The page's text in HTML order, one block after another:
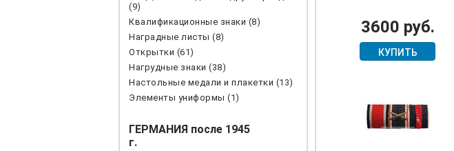
(9)
Квалификационные знаки (8)
Наградные листы (8)
Открытки (61)
Нагрудные знаки (38)
Настольные медали и плакетки (13)
Элементы униформы (1)
ГЕРМАНИЯ после 1945
г.
3600 руб.
КУПИТЬ